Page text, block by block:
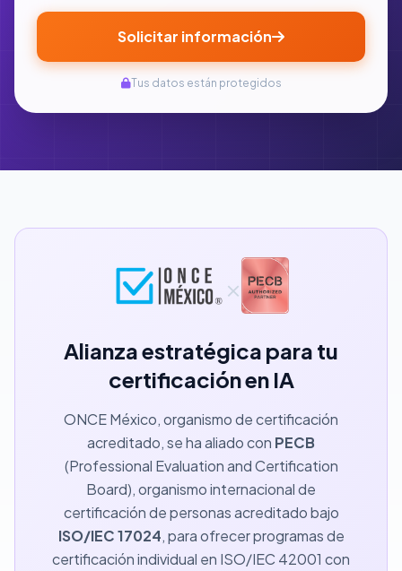
Solicitar información
Tus datos están protegidos
×
Alianza estratégica para tu
certificación en IA
ONCE México, organismo de certificación
acreditado, se ha aliado con PECB
(Professional Evaluation and Certification
Board), organismo internacional de
certificación de personas acreditado bajo
ISO/IEC 17024, para ofrecer programas de
certificación individual en ISO/IEC 42001 con